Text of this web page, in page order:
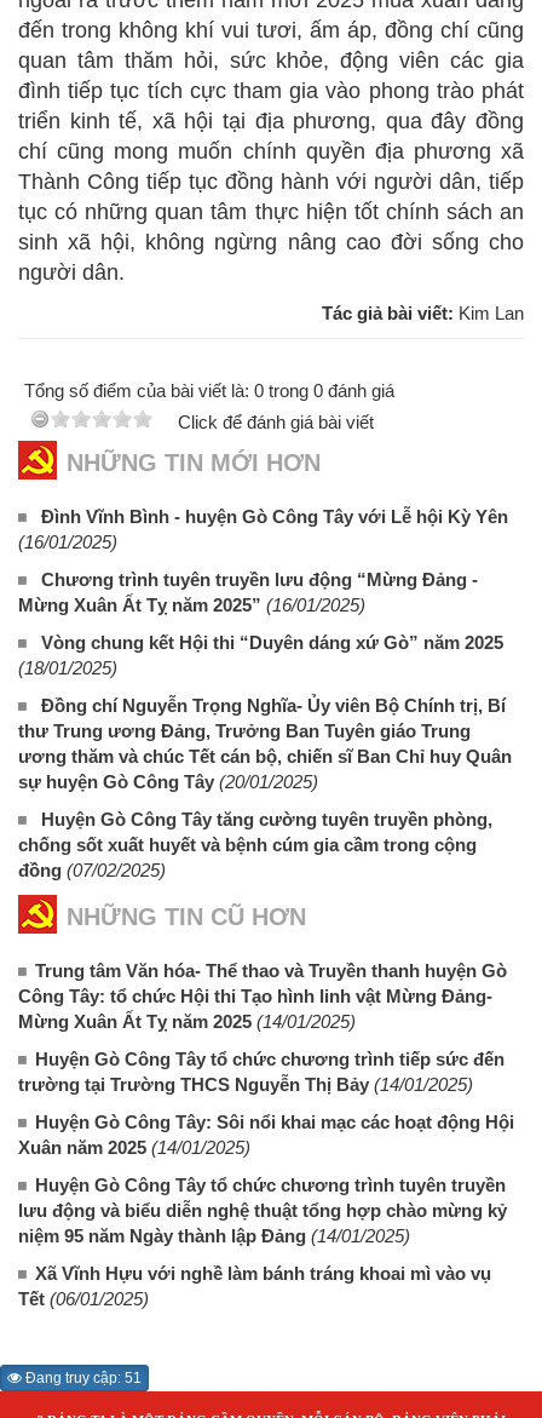
đến trong không khí vui tươi, ấm áp, đồng chí cũng
quan tâm thăm hỏi, sức khỏe, động viên các gia
đình tiếp tục tích cực tham gia vào phong trào phát
triển kinh tế, xã hội tại địa phương, qua đây đồng
chí cũng mong muốn chính quyền địa phương xã
Thành Công tiếp tục đồng hành với người dân, tiếp
tục có những quan tâm thực hiện tốt chính sách an
sinh xã hội, không ngừng nâng cao đời sống cho
người dân.
Tác giả bài viết: Kim Lan
Tổng số điểm của bài viết là: 0 trong 0 đánh giá
Click để đánh giá bài viết
NHỮNG TIN MỚI HƠN
Đình Vĩnh Bình - huyện Gò Công Tây với Lễ hội Kỳ Yên
(16/01/2025)
Chương trình tuyên truyền lưu động “Mừng Đảng -
Mừng Xuân Ất Tỵ năm 2025” (16/01/2025)
Vòng chung kết Hội thi “Duyên dáng xứ Gò” năm 2025
(18/01/2025)
Đồng chí Nguyễn Trọng Nghĩa- Ủy viên Bộ Chính trị, Bí
thư Trung ương Đảng, Trưởng Ban Tuyên giáo Trung
ương thăm và chúc Tết cán bộ, chiến sĩ Ban Chỉ huy Quân
sự huyện Gò Công Tây (20/01/2025)
Huyện Gò Công Tây tăng cường tuyên truyền phòng,
chống sốt xuất huyết và bệnh cúm gia cầm trong cộng
đồng (07/02/2025)
NHỮNG TIN CŨ HƠN
Trung tâm Văn hóa- Thể thao và Truyền thanh huyện Gò
Công Tây: tổ chức Hội thi Tạo hình linh vật Mừng Đảng-
Mừng Xuân Ất Tỵ năm 2025 (14/01/2025)
Huyện Gò Công Tây tổ chức chương trình tiếp sức đến
trường tại Trường THCS Nguyễn Thị Bảy (14/01/2025)
Huyện Gò Công Tây: Sôi nổi khai mạc các hoạt động Hội
Xuân năm 2025 (14/01/2025)
Huyện Gò Công Tây tổ chức chương trình tuyên truyền
lưu động và biểu diễn nghệ thuật tổng hợp chào mừng kỷ
niệm 95 năm Ngày thành lập Đảng (14/01/2025)
Xã Vĩnh Hựu với nghề làm bánh tráng khoai mì vào vụ
Tết (06/01/2025)
Đang truy cập: 51